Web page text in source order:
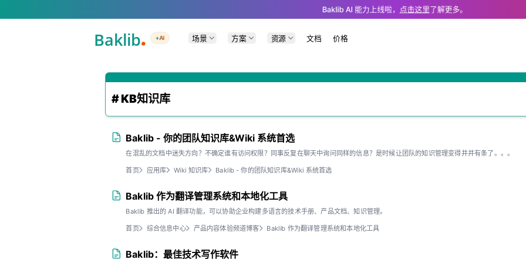
Baklib AI 能力上线啦， 点击这里了解更多。
+AI 场景 方案 资源 文档 价格
# KB知识库
Baklib - 你的团队知识库&Wiki 系统首选
在混乱的文档中迷失方向？不确定谁有访问权限？同事反复在聊天中询问同样的信息？是时候让团队的知识管理变得井井有条了。。。
首页 应用库 Wiki 知识库 Baklib - 你的团队知识库&Wiki 系统首选
Baklib 作为翻译管理系统和本地化工具
Baklib 推出的 AI 翻译功能，可以协助企业构建多语言的技术手册、产品文档、知识管理。
首页 综合信息中心 产品内容体验频道博客 Baklib 作为翻译管理系统和本地化工具
Baklib：最佳技术写作软件